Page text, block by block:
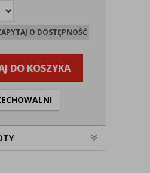
O DOSTĘPNOŚĆ
DO KOSZYKA